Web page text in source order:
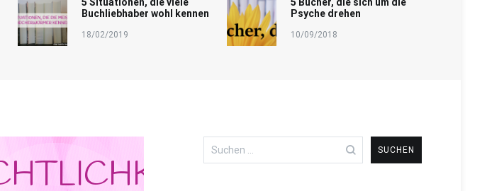
Buchliebhaber wohl kennen
18/02/2019
Psyche drehen
10/09/2018
Suchen
nach: